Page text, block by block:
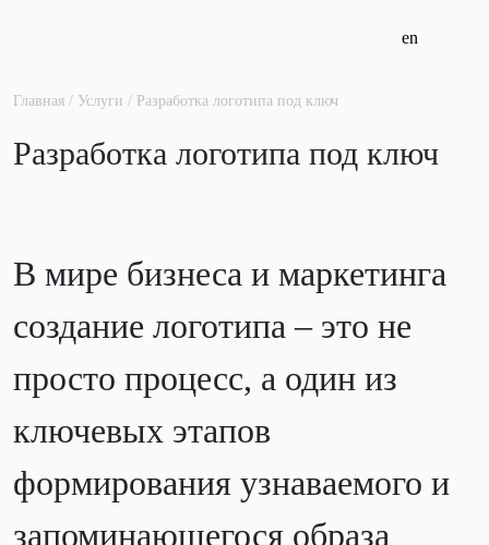
en
Главная / Услуги / Разработка логотипа под ключ
Разработка логотипа под ключ
В мире бизнеса и маркетинга
создание логотипа – это не
просто процесс, а один из
ключевых этапов
формирования узнаваемого и
запоминающегося образа